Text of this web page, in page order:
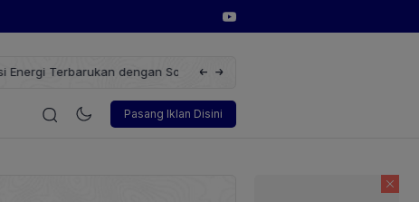
dengan Solusi
Wakil Direktur Utama PT Pelindo,
Pasang Iklan Disini
Korporasi Teknologi Otomotif